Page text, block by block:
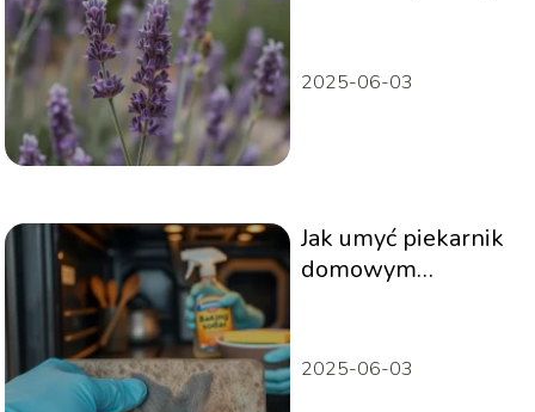
2025-06-03
Jak umyć piekarnik
domowym
2025-06-03